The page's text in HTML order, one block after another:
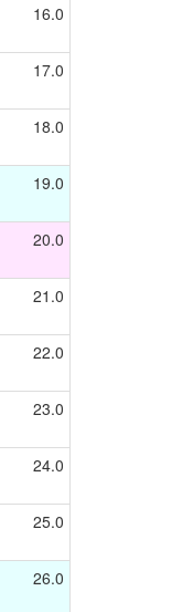
16.0
17.0
18.0
19.0
20.0
21.0
22.0
23.0
24.0
25.0
26.0